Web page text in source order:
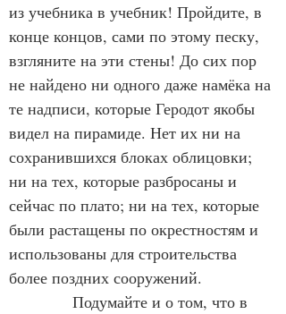
из учебника в учебник! Пройдите, в
конце концов, сами по этому песку,
взгляните на эти стены! До сих пор
не найдено ни одного даже намёка на
те надписи, которые Геродот якобы
видел на пирамиде. Нет их ни на
сохранившихся блоках облицовки;
ни на тех, которые разбросаны и
сейчас по плато; ни на тех, которые
были растащены по окрестностям и
использованы для строительства
более поздних сооружений.
Подумайте и о том, что в